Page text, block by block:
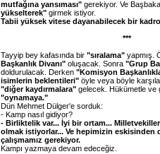
mutfağına yansıması" gerekiyor. Ve
yükselterek" girmek istiyor.
Tabii yüksek vitese dayanabilecek bir
***
Tayyip bey kafasında bir "sıralama" yapmış.
Başkanlık Divanı" oluşacak. Sonra "Grup
doldurulacak. Derken "Komisyon
isimlerin beklentileri" öyle veya böyle
"diğer kaydırmalara" gelecek. Hükümetle ve
"oynamaya."
Dün Mehmet Dülger'e sorduk:
- Kamp nasıl gidiyor?
- Birliktelik var... İyi bir ortam...
olmak istiyorlar... Ve hepimizin eskisinden
çalışmamız gerekiyor.
Kampı yazmaya devam edeceğiz.